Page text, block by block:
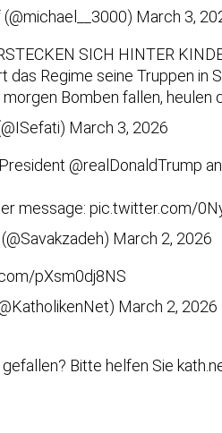
March 3,
SICH HINTER
das Regime seine Truppen in
Bomben fallen,
March 3, 2026
@realDonaldTrump
message: pic.twitter.com/
March 2, 2026
pXsm0dj8NS
March 2, 2026
Bitte helfen Sie